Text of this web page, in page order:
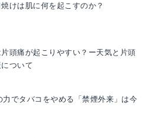
けは肌に何を起こすのか？
頭痛が起こりやすい？ー天気と片頭
ついて
力でタバコをやめる「禁煙外来」は今